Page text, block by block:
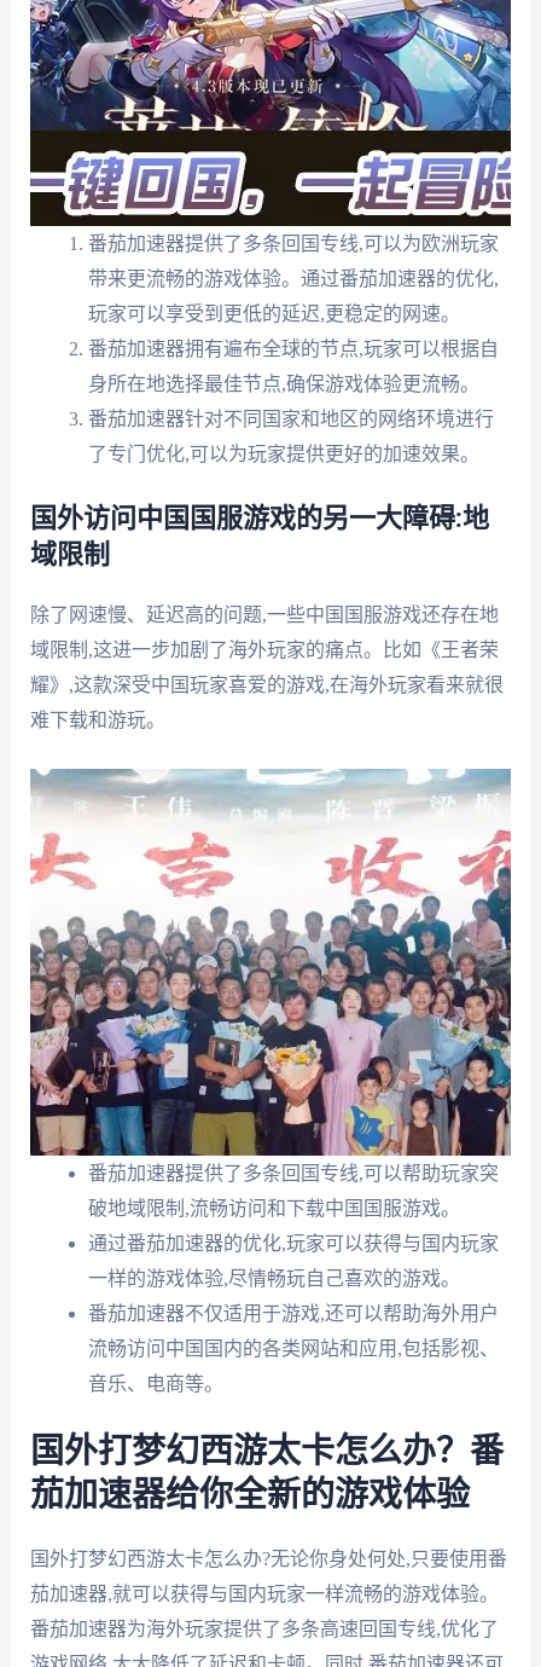
番茄加速器提供了多条回国专线,可以为欧洲玩家
带来更流畅的游戏体验。通过番茄加速器的优化,
玩家可以享受到更低的延迟,更稳定的网速。
番茄加速器拥有遍布全球的节点,玩家可以根据自
身所在地选择最佳节点,确保游戏体验更流畅。
番茄加速器针对不同国家和地区的网络环境进行
了专门优化,可以为玩家提供更好的加速效果。
国外访问中国国服游戏的另一大障碍:地
域限制
除了网速慢、延迟高的问题,一些中国国服游戏还存在地
域限制,这进一步加剧了海外玩家的痛点。比如《王者荣
耀》,这款深受中国玩家喜爱的游戏,在海外玩家看来就很
难下载和游玩。
番茄加速器提供了多条回国专线,可以帮助玩家突
破地域限制,流畅访问和下载中国国服游戏。
通过番茄加速器的优化,玩家可以获得与国内玩家
一样的游戏体验,尽情畅玩自己喜欢的游戏。
番茄加速器不仅适用于游戏,还可以帮助海外用户
流畅访问中国国内的各类网站和应用,包括影视、
音乐、电商等。
国外打梦幻西游太卡怎么办？番
茄加速器给你全新的游戏体验
国外打梦幻西游太卡怎么办?无论你身处何处,只要使用番
茄加速器,就可以获得与国内玩家一样流畅的游戏体验。
番茄加速器为海外玩家提供了多条高速回国专线,优化了